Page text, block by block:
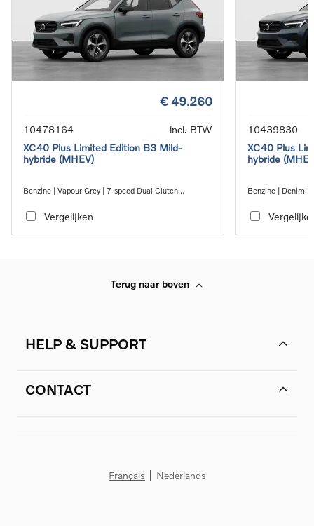
€ 49.260
10478164
incl. BTW
XC40 Plus Limited Edition B3 Mild-
hybride (MHEV)
Benzine | Vapour Grey | 7-speed Dual Clutch
Vergelijken
10439830
XC40 Plus
hybride
Benzine | Denim
Terug naar boven
HELP & SUPPORT
CONTACT
Français Nederlands